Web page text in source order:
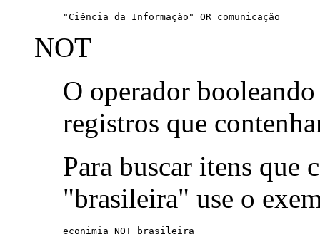
"Ciência da Informação" OR comunicação
NOT
O operador
registros que
Para buscar itens que
"brasileira" use o
econimia NOT brasileira